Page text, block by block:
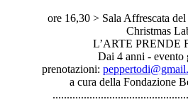
ore 16,30 > Sala Affrescata
Christmas
L’ARTE PRENDE
Dai 4 anni - evento
prenotazioni:
a cura della Fondazione
..............................